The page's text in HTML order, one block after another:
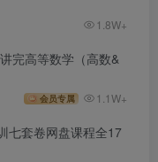
1.8W+
完高等数学（高数&
会员专属 1.1W+
七套卷网盘课程全17